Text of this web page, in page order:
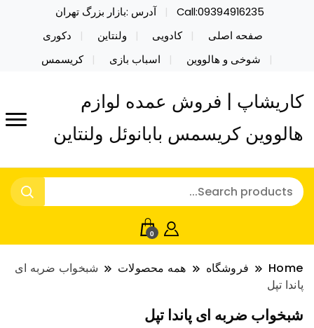
Call:09394916235
آدرس :بازار بزرگ تهران
صفحه اصلی
کادویی ولنتاین
دکوری
شوخی و هالووین
اسباب بازی کریسمس
کاریشاپ | فروش عمده لوازم
هالووین کریسمس بابانوئل ولنتاین
0
Home فروشگاه همه محصولات
شبخواب ضربه ای
پاندا تپل
شبخواب ضربه ای پاندا تپل